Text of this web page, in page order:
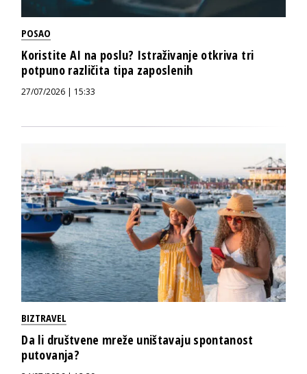
POSAO
Koristite AI na poslu? Istraživanje otkriva tri
potpuno različita tipa zaposlenih
27/07/2026 | 15:33
BIZTRAVEL
Da li društvene mreže uništavaju spontanost
putovanja?